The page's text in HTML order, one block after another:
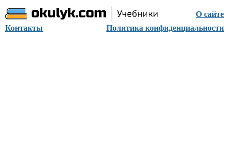
О сайте
Контакты
Политика конфиденциальности